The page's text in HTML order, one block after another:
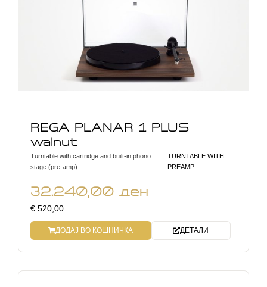
REGA PLANAR 1 PLUS
walnut
Turntable with cartridge and built-in phono
stage (pre-amp)
TURNTABLE WITH
PREAMP
32.240,00 ден
€ 520,00
ДОДАЈ ВО КОШНИЧКА ДЕТАЛИ